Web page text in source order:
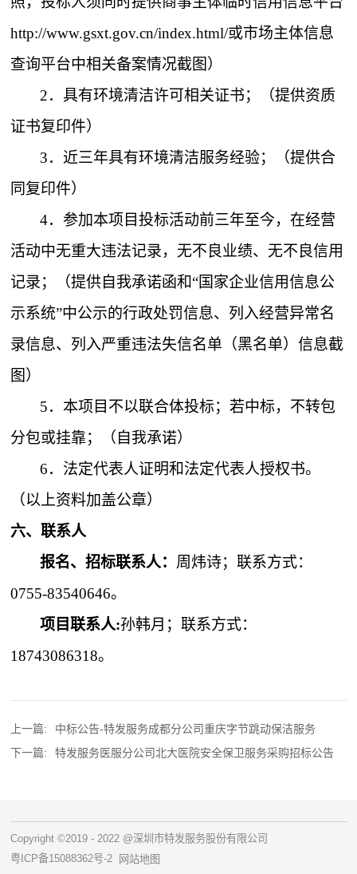
http://www.gsxt.gov.cn/index.html/或市场主体信息
查询平台中相关备案情况截图）
2． 具有环境清洁许可相关证书；（提供资质
证书复印件）
3． 近三年具有环境清洁服务经验；（提供合
同复印件）
4． 参加本项目投标活动前三年至今，在经营
活动中无重大违法记录，无不良业绩、无不良信用
记录；（提供自我承诺函和“国家企业信用信息公
示系统”中公示的行政处罚信息、列入经营异常名
录信息、列入严重违法失信名单（黑名单）信息截
图）
5．本项目不以联合体投标；若中标，不转包
分包或挂靠；（自我承诺）
6． 法定代表人证明和法定代表人授权书。
（以上资料加盖公章）
六、联系人
报名、招标联系人： 周炜诗；联系方式：
0755-83540646。
项目联系人:孙韩月 ；联系方式：
18743086318。
上一篇:
中标公告-特发服务成都分公司重庆字节跳动保洁服务
下一篇:
特发服务医服分公司北大医院安全保卫服务采购招标公告
Copyright ©2019 - 2022 @深圳市特发服务股份有限公司
粤ICP备15088362号-2
网站地图